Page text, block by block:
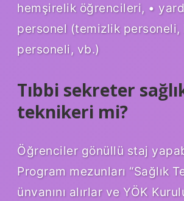
hemşirelik öğrencileri, •
personel (temizlik personeli,
personeli, vb.)
Tıbbi sekreter
teknikeri mi?
Öğrenciler gönüllü staj
Program mezunları “Sağlık
ünvanını alırlar ve YÖK